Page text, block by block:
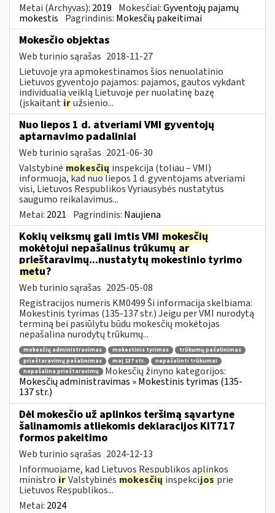
Metai (Archyvas): 2019 Mokesčiai:Gyventojų pajamų
mokestis Pagrindinis: Mokesčių pakeitimai
Mokesčio objektas
Web turinio sąrašas 2018-11-27
Lietuvoje yra apmokestinamos šios nenuolatinio
Lietuvos gyventojo pajamos: pajamos, gautos vykdant
individualią veiklą Lietuvoje per nuolatinę bazę
(įskaitant iružsienio...
Nuo liepos 1 d. atveriami VMI gyventojų
aptarnavimo padaliniai
Web turinio sąrašas 2021-06-30
Valstybinė mokesčių inspekcija (toliau – VMI)
informuoja, kad nuo liepos 1 d. gyventojams atveriami
visi, Lietuvos Respublikos Vyriausybės nustatytus
saugumo reikalavimus...
Metai: 2021 Pagrindinis: Naujiena
Kokių veiksmų gali imtis VMI mokesčių
mokėtojui nepašalinus trūkumųar
prieštaravimų...nustatytų mokestinio tyrimo
metu?
Web turinio sąrašas 2025-05-08
Registracijos numeris KM0499 Ši informacija skelbiama:
Mokestinis tyrimas (135-137 str.) Jeigu per VMI nurodytą
terminą bei pasiūlytu būdu mokesčių mokėtojas
nepašalina nurodytų trūkumų...
mokesčių administravimas mokestinis tyrimas
trūkumų pašalinimas
prieštaravimų pašalinimas
maį 137 str.
nepašalinti trūkumai
nepašalina prieštaravimų
Mokesčių žinyno kategorijos:
Mokesčių administravimas » Mokestinis tyrimas (135-
137 str.)
Dėl mokesčio už aplinkos teršimą sąvartyne
šalinamomis atliekomis deklaracijos KIT717
formos pakeitimo
Web turinio sąrašas 2024-12-13
Informuojame, kad Lietuvos Respublikos aplinkos
ministro irValstybinės mokesčių inspekcijos prie
Lietuvos Respublikos...
Metai: 2024